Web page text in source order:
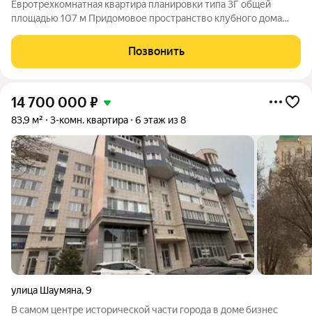
Евротрехкомнатная квартира планировки типа 3Г общей
площадью 107 м Придомовое пространство клубного дома
паркинг на 53 парковочных места Детские площадки Зона
work-out и business lounge
Позвонить
14 700 000 ₽
83,9 м² 3-комн. квартира 6 этаж из 8
улица Шаумяна,9
В самом центре исторической части города в домe бизнеc